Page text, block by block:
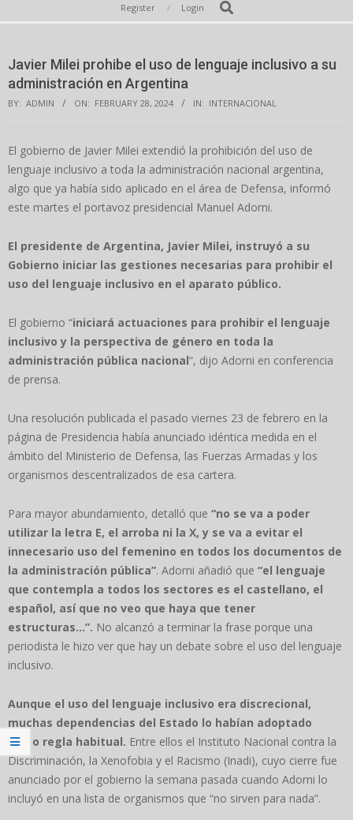
Navigation
Register Login Search
Javier Milei prohibe el uso de lenguaje inclusivo a su
administración en Argentina
BY: ADMIN ON: FEBRUARY 28, 2024 IN: INTERNACIONAL
El gobierno de Javier Milei extendió la prohibición del uso de
lenguaje inclusivo a toda la administración nacional argentina,
algo que ya había sido aplicado en el área de Defensa, informó
este martes el portavoz presidencial Manuel Adorni.
El presidente de Argentina, Javier Milei, instruyó a su
Gobierno iniciar las gestiones necesarias para prohibir el
uso del lenguaje inclusivo en el aparato público.
El gobierno “iniciará actuaciones para prohibir el lenguaje
inclusivo y la perspectiva de género en toda la
administración pública nacional“, dijo Adorni en conferencia
de prensa.
Una resolución publicada el pasado viernes 23 de febrero en la
página de Presidencia había anunciado idéntica medida en el
ámbito del Ministerio de Defensa, las Fuerzas Armadas y los
organismos descentralizados de esa cartera.
Para mayor abundamiento, detalló que “no se va a poder
utilizar la letra E, el arroba ni la X, y se va a evitar el
innecesario uso del femenino en todos los documentos de
la administración pública”. Adorni añadió que “el lenguaje
que contempla a todos los sectores es el castellano, el
español, así que no veo que haya que tener
estructuras…”. No alcanzó a terminar la frase porque una
periodista le hizo ver que hay un debate sobre el uso del lenguaje
inclusivo.
Aunque el uso del lenguaje inclusivo era discrecional,
muchas dependencias del Estado lo habían adoptado
como regla habitual. Entre ellos el Instituto Nacional contra la
Discriminación, la Xenofobia y el Racismo (Inadi), cuyo cierre fue
anunciado por el gobierno la semana pasada cuando Adorni lo
incluyó en una lista de organismos que “no sirven para nada”.